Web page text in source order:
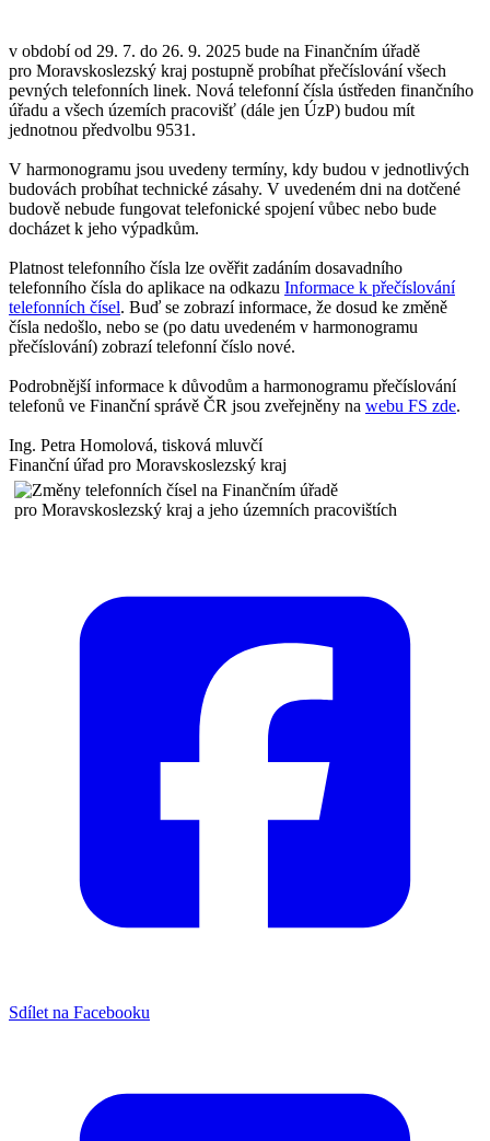
v období od 29. 7. do 26. 9. 2025 bude na Finančním úřadě
pro Moravskoslezský kraj postupně probíhat přečíslování všech
pevných telefonních linek. Nová telefonní čísla ústředen finančního
úřadu a všech územích pracovišť (dále jen ÚzP) budou mít
jednotnou předvolbu 9531.
V harmonogramu jsou uvedeny termíny, kdy budou v jednotlivých
budovách probíhat technické zásahy. V uvedeném dni na dotčené
budově nebude fungovat telefonické spojení vůbec nebo bude
docházet k jeho výpadkům.
Platnost telefonního čísla lze ověřit zadáním dosavadního
telefonního čísla do aplikace na odkazu Informace k přečíslování
telefonních čísel. Buď se zobrazí informace, že dosud ke změně
čísla nedošlo, nebo se (po datu uvedeném v harmonogramu
přečíslování) zobrazí telefonní číslo nové.
Podrobnější informace k důvodům a harmonogramu přečíslování
telefonů ve Finanční správě ČR jsou zveřejněny na webu FS zde.
Ing. Petra Homolová, tisková mluvčí
Finanční úřad pro Moravskoslezský kraj
Sdílet na Facebooku